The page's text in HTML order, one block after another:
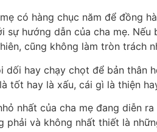
có hàng chục năm để đồng
hướng dẫn của cha mẹ.
cũng không làm tròn trách
hay chạy chọt để bản thân
tốt hay là xấu, cái gì là thiện
nhất của cha mẹ đang diễn
phải và không nhất thiết là